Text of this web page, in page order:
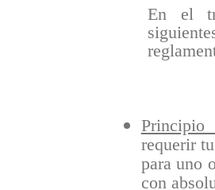
En el
requerir
para uno
con